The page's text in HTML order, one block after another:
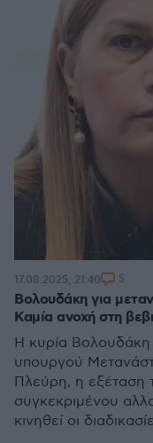
Βολουδάκη για
Καμία ανοχή στη
Η κυρία
υπουργού
Πλεύρη, η εξέταση
συγκεκριμένου
κινηθεί οι
17.08.2025, 21:40 5